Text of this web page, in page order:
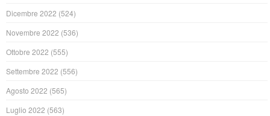
Dicembre 2022 (524)
Novembre 2022 (536)
Ottobre 2022 (555)
Settembre 2022 (556)
Agosto 2022 (565)
Luglio 2022 (563)